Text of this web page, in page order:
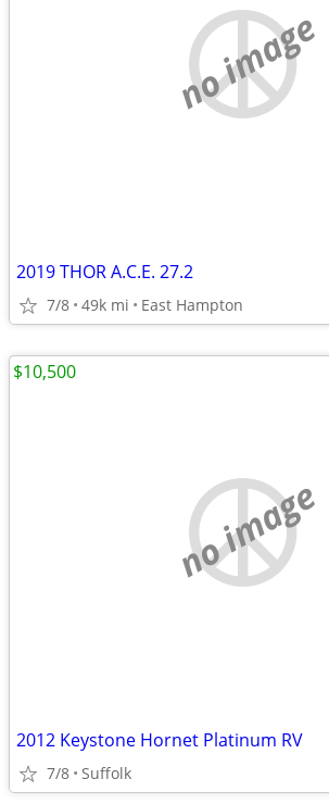
no image
2019 THOR A.C.E. 27.2
7/8 49k mi East Hampton
no image
2012 Keystone Hornet Platinum RV
7/8 Suffolk
$10,500